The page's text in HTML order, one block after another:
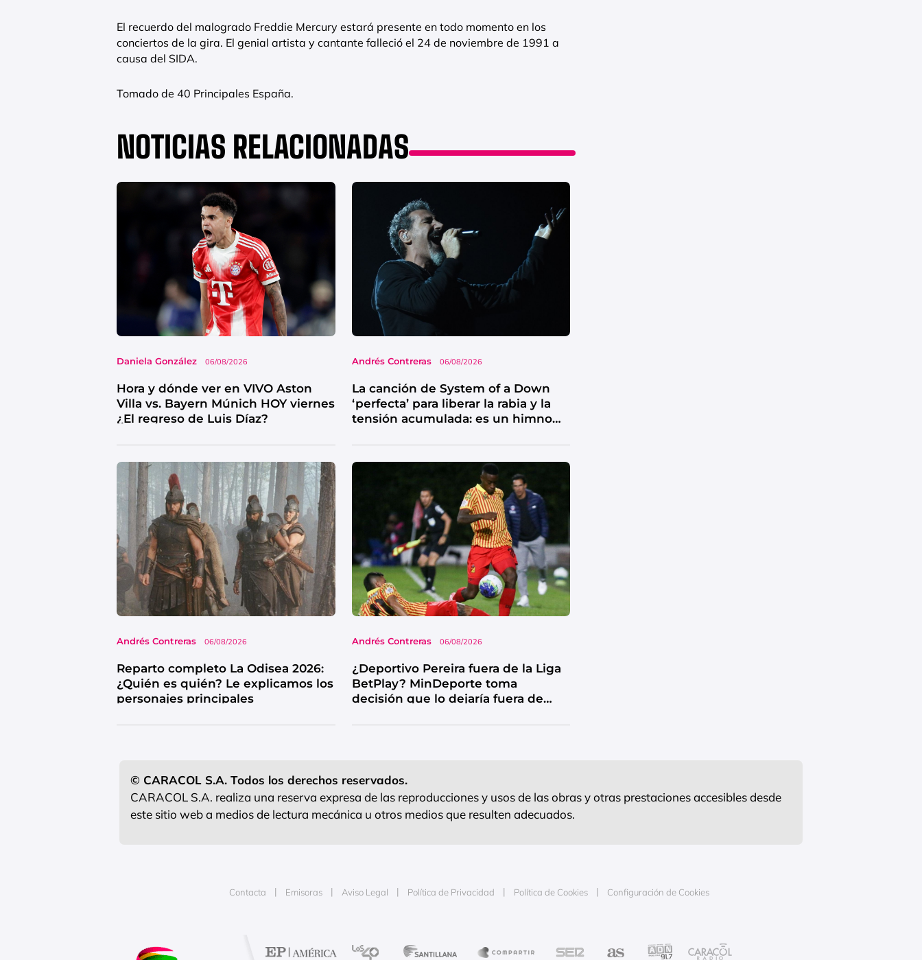
El recuerdo del malogrado Freddie Mercury estará presente en todo momento en los
conciertos de la gira. El genial artista y cantante falleció el 24 de noviembre de 1991 a
causa del SIDA.
Tomado de 40 Principales España.
NOTICIAS RELACIONADAS
Daniela González 06/08/2026
Hora y dónde ver en VIVO Aston
Villa vs. Bayern Múnich HOY viernes
¿El regreso de Luis Díaz?
Andrés Contreras 06/08/2026
La canción de System of a Down
‘perfecta’ para liberar la rabia y la
tensión acumulada: es un himno
Andrés Contreras 06/08/2026
Reparto completo La Odisea 2026:
¿Quién es quién? Le explicamos los
personajes principales
Andrés Contreras 06/08/2026
¿Deportivo Pereira fuera de la Liga
BetPlay? MinDeporte toma
decisión que lo dejaría fuera de
© CARACOL S.A. Todos los derechos reservados.
CARACOL S.A. realiza una reserva expresa de las reproducciones y usos de las obras y otras prestaciones accesibles desde
este sitio web a medios de lectura mecánica u otros medios que resulten adecuados.
Contacta Emisoras Aviso Legal Política de Privacidad Política de Cookies Configuración de Cookies